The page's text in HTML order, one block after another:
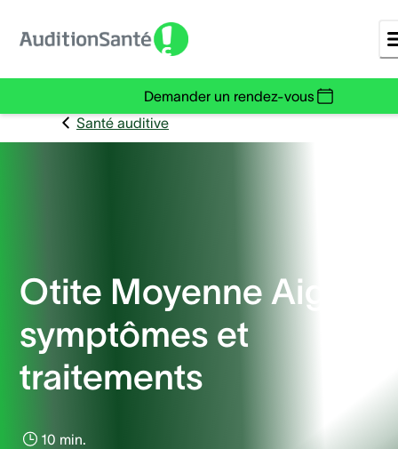
Demander un rendez-vous
Santé auditive
Otite Moyenne Aiguë :
symptômes et
traitements
10 min.